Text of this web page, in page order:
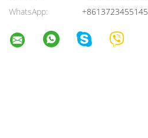
WhatsApp:
+8613723455145